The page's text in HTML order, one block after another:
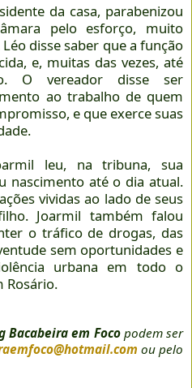
da casa, parabenizou
pelo esforço, muito
disse saber que a função
e, muitas das vezes, até
O vereador disse ser
ao trabalho de quem
e que exerce suas
leu, na tribuna, sua
nascimento até o dia atual.
vividas ao lado de seus
Joarmil também falou
o tráfico de drogas, das
sem oportunidades e
urbana em todo o
Rosário.
Bacabeira em Focopodem ser
ou pelo